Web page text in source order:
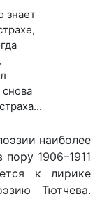
знает
наиболее
1906–1911
к лирике
Тютчева.